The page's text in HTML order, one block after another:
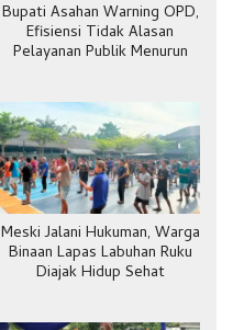
Bupati Asahan Warning OPD,
Efisiensi Tidak Alasan
Pelayanan Publik Menurun
Meski Jalani Hukuman, Warga
Binaan Lapas Labuhan Ruku
Diajak Hidup Sehat